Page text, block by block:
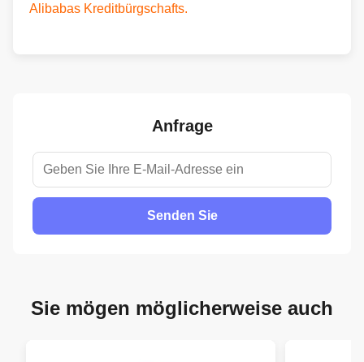
Alibabas Kreditbürgschafts.
Anfrage
Senden Sie
Sie mögen möglicherweise auch